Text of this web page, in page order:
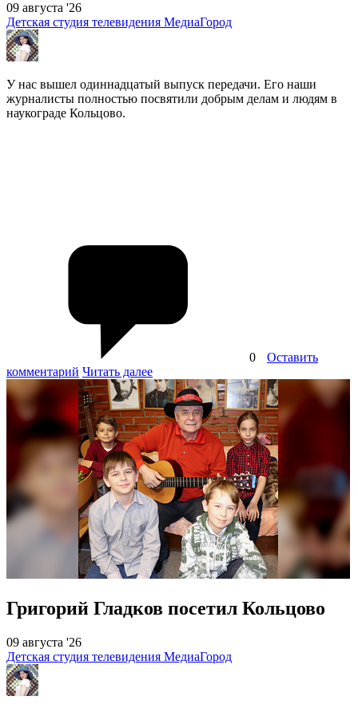
09 августа '26
Детская студия телевидения МедиаГород
У нас вышел одиннадцатый выпуск передачи. Его наши
журналисты полностью посвятили добрым делам и людям в
наукограде Кольцово.
0
Оставить
комментарий Читать далее
Григорий Гладков посетил Кольцово
09 августа '26
Детская студия телевидения МедиаГород